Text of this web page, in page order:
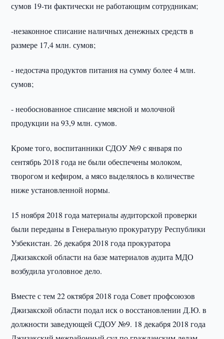
сумов 19-ти фактически не работающим сотрудникам;
-незаконное списание наличных денежных средств в
размере 17,4 млн. сумов;
- недостача продуктов питания на сумму более 4 млн.
сумов;
- необоснованное списание мясной и молочной
продукции на 93,9 млн. сумов.
Кроме того, воспитанники СДОУ №9 с января по
сентябрь 2018 года не были обеспечены молоком,
творогом и кефиром, а мясо выделялось в количестве
ниже установленной нормы.
15 ноября 2018 года материалы аудиторской проверки
были переданы в Генеральную прокуратуру Республики
Узбекистан. 26 декабря 2018 года прокуратора
Джизакской области на базе материалов аудита МДО
возбудила уголовное дело.
Вместе с тем 22 октября 2018 года Совет профсоюзов
Джизакской области подал иск о восстановлении Д.Ю. в
должности заведующей СДОУ №9. 18 декабря 2018 года